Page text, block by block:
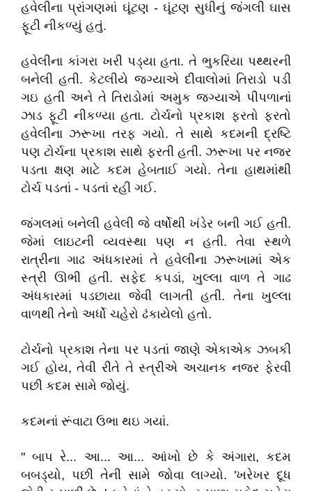
હવેલીના પ્રાંગણમાં ઘૂંટણ - ઘૂંટણ સુધીનું જંગલી ઘાસ
ફૂટી નીકળ્યું હતું.
હવેલીના કાંગરા ખરી પડ્યા હતા. તે ભુકરિયા પથ્થરની
બનેલી હતી. કેટલીયે જગ્યાએ દીવાલોમાં તિરાડો પડી
ગઇ હતી અને તે તિરાડોમાં અમુક જગ્યાએ પીપળાનાં
ઝાડ ફૂટી નીકળ્યા હતા. ટોર્ચનો પ્રકાશ ફરતો ફરતો
હવેલીના ઝરૂખા તરફ ગયો. તે સાથે કદમની દ્રષ્ટિ
પણ ટોર્ચના પ્રકાશ સાથે ફરતી હતી. ઝરૂખા પર નજર
પડતા ક્ષણ માટે કદમ હેબતાઈ ગયો. તેના હાથમાંથી
ટોર્ચ પડતાં - પડતાં રહી ગઈ.
જંગલમાં બનેલી હવેલી જે વર્ષોથી ખંડેર બની ગઈ હતી.
જેમાં લાઇટની વ્યવસ્થા પણ ન હતી. તેવા સ્થળે
રાત્રીના ગાઢ અંધકારમાં તે હવેલીના ઝરૂખામાં એક
સ્ત્રી ઊભી હતી. સફેદ કપડાં, ખુલ્લા વાળ તે ગાઢ
અંધકારમાં પડછાયા જેવી લાગતી હતી. તેના ખુલ્લા
વાળથી તેનો અર્ધો ચહેરો ઢંકાયેલો હતો.
ટોર્ચનો પ્રકાશ તેના પર પડતાં જાણે એકાએક ઝબકી
ગઈ હોય, તેવી રીતે તે સ્ત્રીએ અચાનક નજર ફેરવી
પછી કદમ સામે જોયું.
કદમનાં રૂંવાટા ઉભા થઇ ગયાં.
" બાપ રે... આ... આ... આંખો છે કે અંગારા, કદમ
બબડ્યો, પછી તેની સામે જોવા લાગ્યો. 'ખરેખર દૂધ